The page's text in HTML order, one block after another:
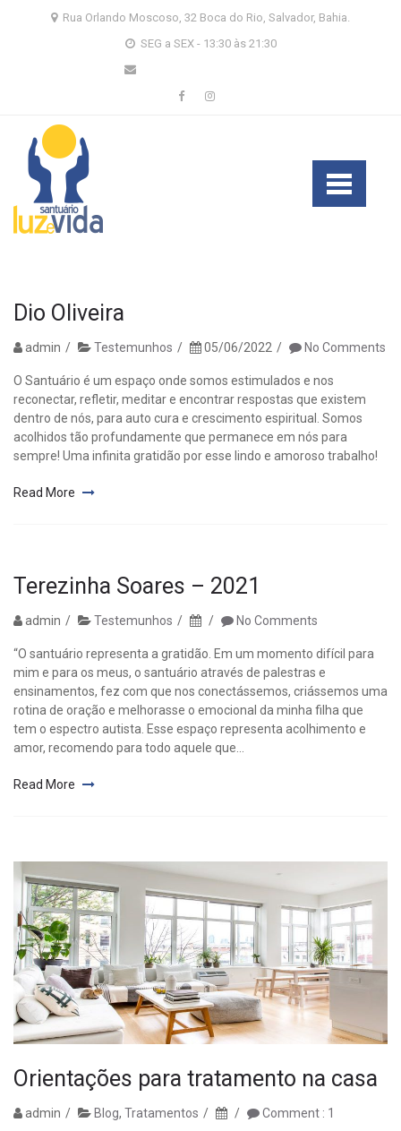
Rua Orlando Moscoso, 32 Boca do Rio, Salvador, Bahia.
SEG a SEX - 13:30 às 21:30
Dio Oliveira
admin Testemunhos 05/06/2022 No Comments
O Santuário é um espaço onde somos estimulados e nos
reconectar, refletir, meditar e encontrar respostas que existem
dentro de nós, para auto cura e crescimento espiritual. Somos
acolhidos tão profundamente que permanece em nós para
sempre! Uma infinita gratidão por esse lindo e amoroso trabalho!
Read More
Terezinha Soares – 2021
admin Testemunhos No Comments
“O santuário representa a gratidão. Em um momento difícil para
mim e para os meus, o santuário através de palestras e
ensinamentos, fez com que nos conectássemos, criássemos uma
rotina de oração e melhorasse o emocional da minha filha que
tem o espectro autista. Esse espaço representa acolhimento e
amor, recomendo para todo aquele que...
Read More
Orientações para tratamento na casa
admin Blog, Tratamentos Comment : 1